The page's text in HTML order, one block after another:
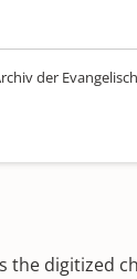
der
the digitized